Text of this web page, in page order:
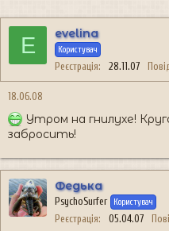
т
е
м
и
т
в
о
р
е
я
E evelina
Користувач
Реєстрація 28.11.07
18.06.08
Утром на гнилухе!
забросить!
Федька
PsychoSurfer Користувач
Реєстрація 05.04.07